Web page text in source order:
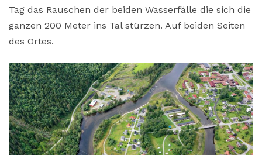
Tag das Rauschen der beiden Wasserfälle die sich die
ganzen 200 Meter ins Tal stürzen. Auf beiden Seiten
des Ortes.